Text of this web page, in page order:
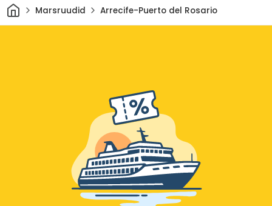
Avaleht
Marsruudid Arrecife-Puerto del Rosario